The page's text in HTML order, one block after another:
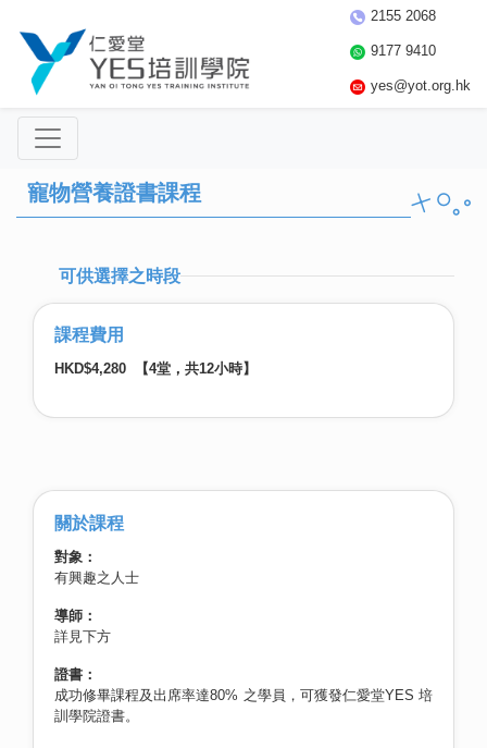
2155 2068
9177 9410
yes@yot.org.hk
寵物營養證書課程
可供選擇之時段
課程費用
HKD$4,280 【4堂，共12小時】
關於課程
對象：
有興趣之人士
導師：
詳見下方
證書：
成功修畢課程及出席率達80% 之學員，可獲發仁愛堂YES 培
訓學院證書。